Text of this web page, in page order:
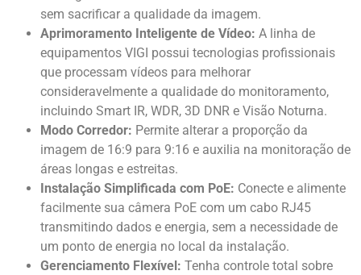
sem sacrificar a qualidade da imagem.
Aprimoramento Inteligente de Vídeo: A linha de
equipamentos VIGI possui tecnologias profissionais
que processam vídeos para melhorar
consideravelmente a qualidade do monitoramento,
incluindo Smart IR, WDR, 3D DNR e Visão Noturna.
Modo Corredor: Permite alterar a proporção da
imagem de 16:9 para 9:16 e auxilia na monitoração de
áreas longas e estreitas.
Instalação Simplificada com PoE: Conecte e alimente
facilmente sua câmera PoE com um cabo RJ45
transmitindo dados e energia, sem a necessidade de
um ponto de energia no local da instalação.
Gerenciamento Flexível: Tenha controle total sobre